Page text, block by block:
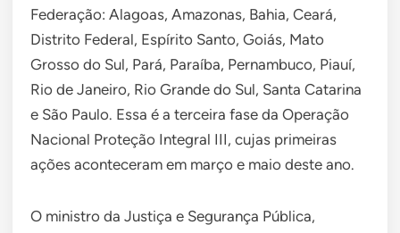
Federação: Alagoas, Amazonas, Bahia, Ceará,
Distrito Federal, Espírito Santo, Goiás, Mato
Grosso do Sul, Pará, Paraíba, Pernambuco, Piauí,
Rio de Janeiro, Rio Grande do Sul, Santa Catarina
e São Paulo. Essa é a terceira fase da Operação
Nacional Proteção Integral III, cujas primeiras
ações aconteceram em março e maio deste ano.
O ministro da Justiça e Segurança Pública,